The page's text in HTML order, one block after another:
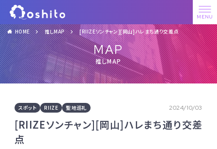
HOME 推しMAP [RIIZEソンチャン][岡山]ハレまち通り交差点
MAP
推しMAP
スポット RIIZE 聖地巡礼 2024/10/03
[RIIZEソンチャン][岡山]ハレまち通り交差
点